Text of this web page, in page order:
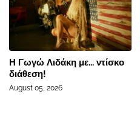
Η Γωγώ Λιδάκη με... ντίσκο
διάθεση!
August 05, 2026